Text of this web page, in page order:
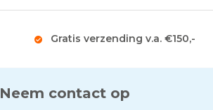
Gratis verzending v.a. €150,-
Neem contact op